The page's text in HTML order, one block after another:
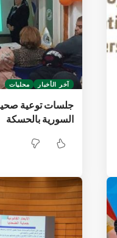
آخر الأخبار محليات
جلسات توعية
السورية بالحسكة